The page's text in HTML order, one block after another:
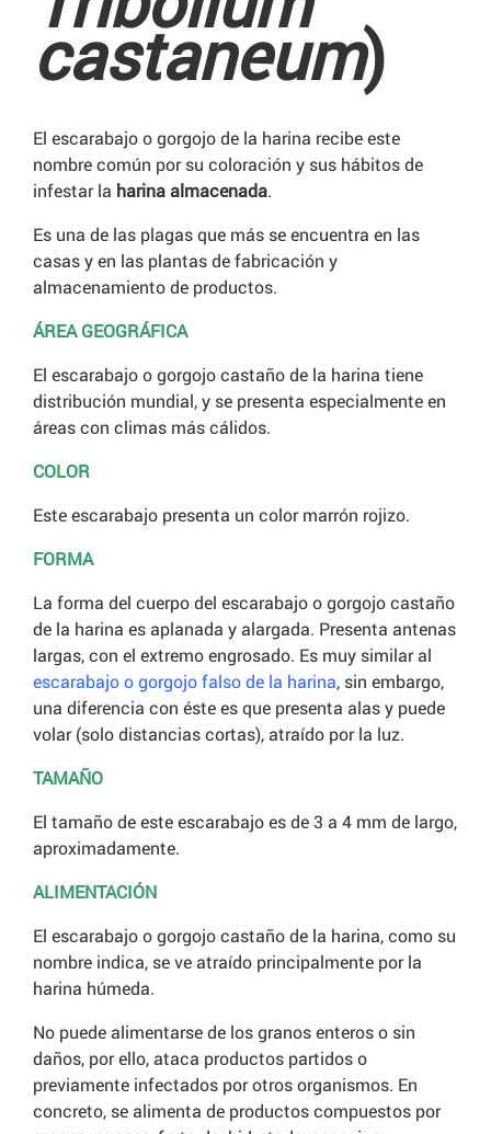
castaneum)
El escarabajo o gorgojo de la harina recibe este
nombre común por su coloración y sus hábitos de
infestar la harina almacenada.
Es una de las plagas que más se encuentra en las
casas y en las plantas de fabricación y
almacenamiento de productos.
ÁREA GEOGRÁFICA
El escarabajo o gorgojo castaño de la harina tiene
distribución mundial, y se presenta especialmente en
áreas con climas más cálidos.
COLOR
Este escarabajo presenta un color marrón rojizo.
FORMA
La forma del cuerpo del escarabajo o gorgojo castaño
de la harina es aplanada y alargada. Presenta antenas
largas, con el extremo engrosado. Es muy similar al
escarabajo o gorgojo falso de la harina, sin embargo,
una diferencia con éste es que presenta alas y puede
volar (solo distancias cortas), atraído por la luz.
TAMAÑO
El tamaño de este escarabajo es de 3 a 4 mm de largo,
aproximadamente.
ALIMENTACIÓN
El escarabajo o gorgojo castaño de la harina, como su
nombre indica, se ve atraído principalmente por la
harina húmeda.
No puede alimentarse de los granos enteros o sin
daños, por ello, ataca productos partidos o
previamente infectados por otros organismos. En
concreto, se alimenta de productos compuestos por